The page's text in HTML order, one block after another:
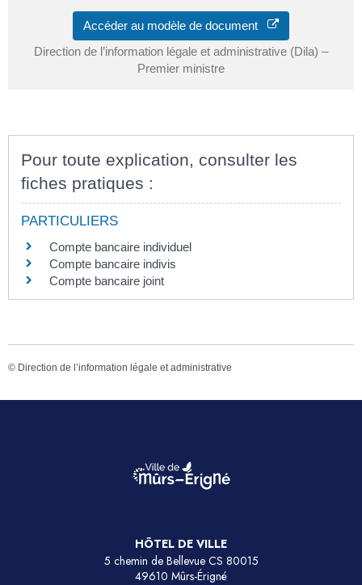
Accéder au modèle de document
Direction de l’information légale et administrative (Dila) –
Premier ministre
Pour toute explication, consulter les
fiches pratiques :
PARTICULIERS
Compte bancaire individuel
Compte bancaire indivis
Compte bancaire joint
© Direction de l’information légale et administrative
HÔTEL DE VILLE
5 chemin de Bellevue CS 80015
49610 Mûrs-Érigné